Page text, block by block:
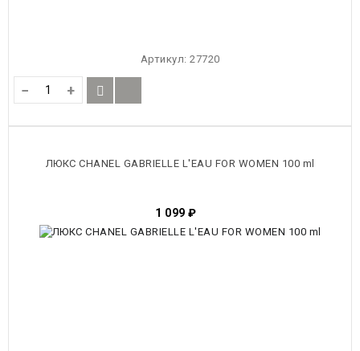
Артикул: 27720
− +
ЛЮКС CHANEL GABRIELLE L'EAU FOR WOMEN 100 ml
1 099 ₽